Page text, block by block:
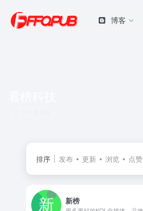
博客
排序 发布 更新 浏览 点赞
新榜